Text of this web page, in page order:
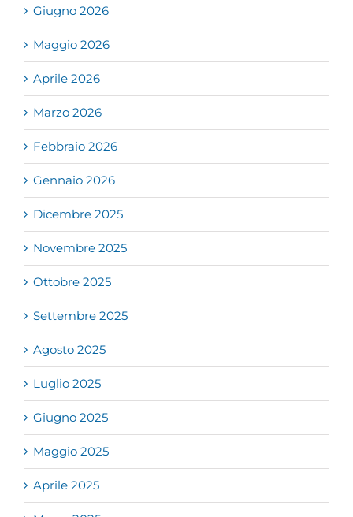
Giugno 2026
Maggio 2026
Aprile 2026
Marzo 2026
Febbraio 2026
Gennaio 2026
Dicembre 2025
Novembre 2025
Ottobre 2025
Settembre 2025
Agosto 2025
Luglio 2025
Giugno 2025
Maggio 2025
Aprile 2025